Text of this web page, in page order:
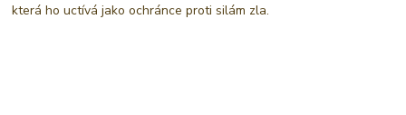
která ho uctívá jako ochránce proti silám zla.